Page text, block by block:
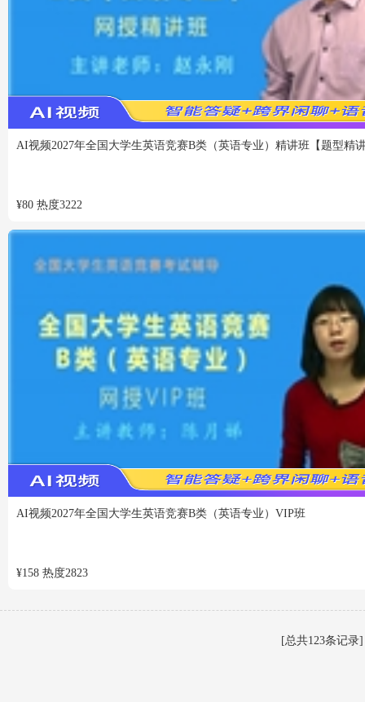
免费
AI视频2027年全国大学生英语竞赛B类（英语专业）精讲班【题型精
¥80 热度3222
免费
AI视频2027年全国大学生英语竞赛B类（英语专业）VIP班
¥158 热度2823
[总共123条记录]